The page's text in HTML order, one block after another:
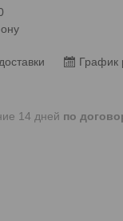
График
14 дней по